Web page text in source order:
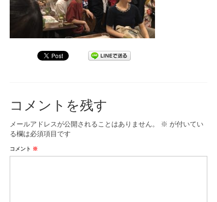
演奏会の歴史
九大フィル特集ページ
コメントを残す
メールアドレスが公開されることはありません。 ※ が付いてい
る欄は必須項目です
コメント ※